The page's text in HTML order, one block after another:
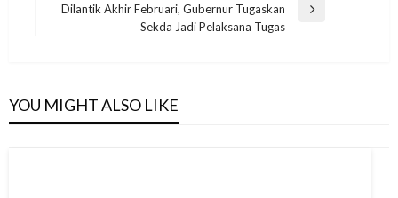
Next
Dilantik Akhir Februari, Gubernur Tugaskan
Sekda Jadi Pelaksana Tugas
YOU MIGHT ALSO LIKE